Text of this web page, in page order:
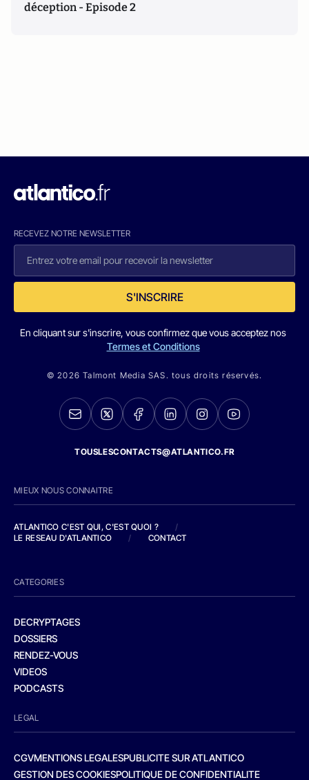
déception - Episode 2
RECEVEZ NOTRE NEWSLETTER
S'INSCRIRE
En cliquant sur s'inscrire, vous confirmez que vous acceptez nos
Termes et Conditions
© 2026 Talmont Media SAS. tous droits réservés.
TOUSLESCONTACTS@ATLANTICO.FR
MIEUX NOUS CONNAITRE
ATLANTICO C'EST QUI, C'EST QUOI ?
/
LE RESEAU D'ATLANTICO
/ CONTACT
CATEGORIES
DECRYPTAGES
DOSSIERS
RENDEZ-VOUS
VIDEOS
PODCASTS
LEGAL
CGVMENTIONS LEGALESPUBLICITE SUR ATLANTICO
GESTION DES COOKIESPOLITIQUE DE CONFIDENTIALITE